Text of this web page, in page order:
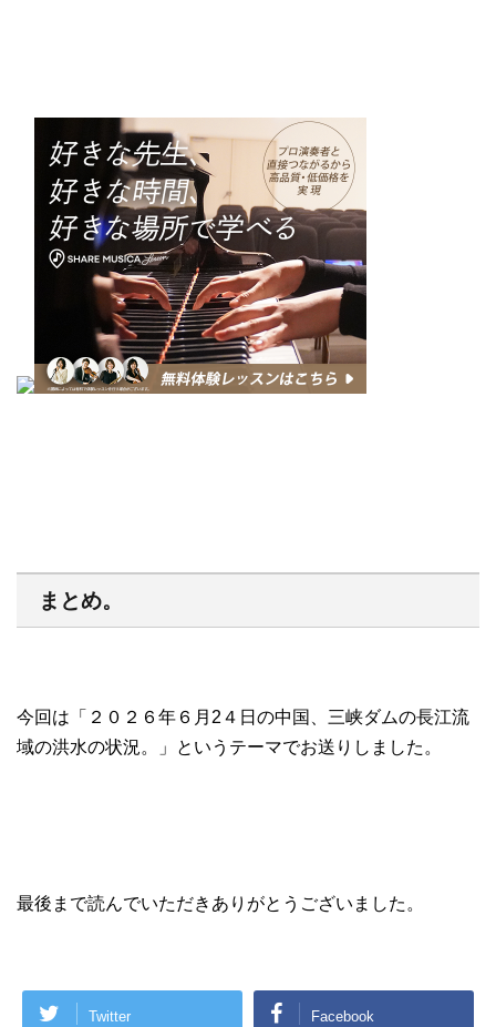
まとめ。
今回は「２０２６年６月2４日の中国、三峡ダムの長江流
域の洪水の状況。」というテーマでお送りしました。
最後まで読んでいただきありがとうございました。
Twitter Facebook